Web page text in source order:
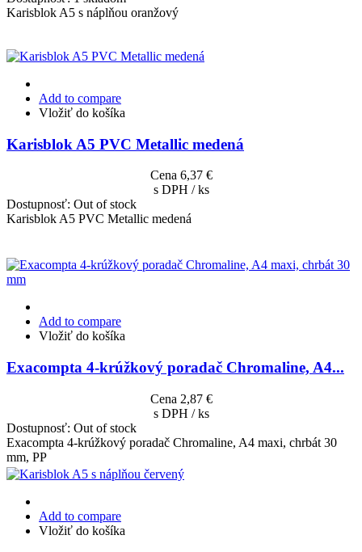
Karisblok A5 s náplňou oranžový
Add to compare
Vložiť do košíka
Karisblok A5 PVC Metallic medená
Cena 6,37 €
s DPH / ks
Dostupnosť: Out of stock
Karisblok A5 PVC Metallic medená
Add to compare
Vložiť do košíka
Exacompta 4-krúžkový poradač Chromaline, A4...
Cena 2,87 €
s DPH / ks
Dostupnosť: Out of stock
Exacompta 4-krúžkový poradač Chromaline, A4 maxi, chrbát 30
mm, PP
Add to compare
Vložiť do košíka